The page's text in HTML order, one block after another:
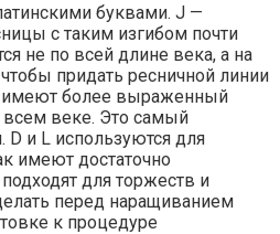
буквами. J —
с таким изгибом почти
не по всей длине века, а на
придать ресничной линии
имеют более выраженный
всем веке. Это самый
D и L используются для
имеют достаточно
для торжеств и
перед наращиванием
к процедуре